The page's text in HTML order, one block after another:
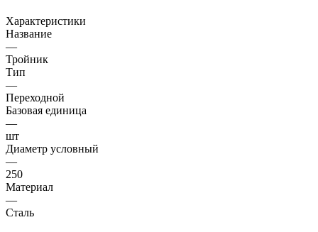
Характеристики
Название
—
Тройник
Тип
—
Переходной
Базовая единица
—
шт
Диаметр условный
—
250
Материал
—
Сталь